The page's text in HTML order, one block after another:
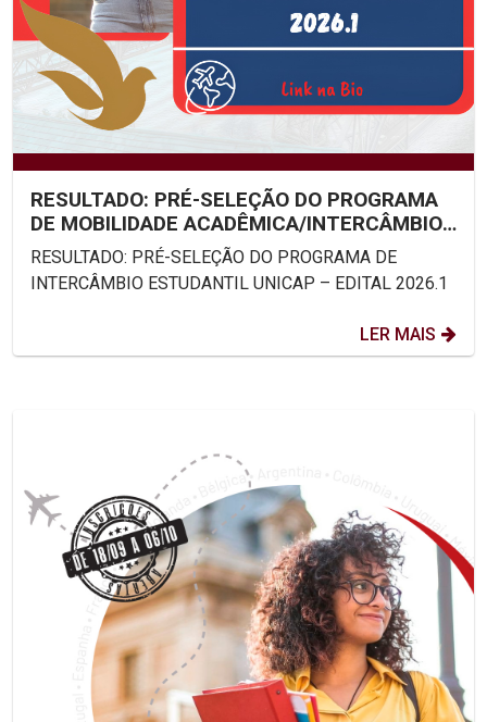
RESULTADO: PRÉ-SELEÇÃO DO PROGRAMA
DE MOBILIDADE ACADÊMICA/INTERCÂMBIO
ESTUDANTIL UNICAP – EDITAL...
RESULTADO: PRÉ-SELEÇÃO DO PROGRAMA DE
INTERCÂMBIO ESTUDANTIL UNICAP – EDITAL 2026.1
LER MAIS